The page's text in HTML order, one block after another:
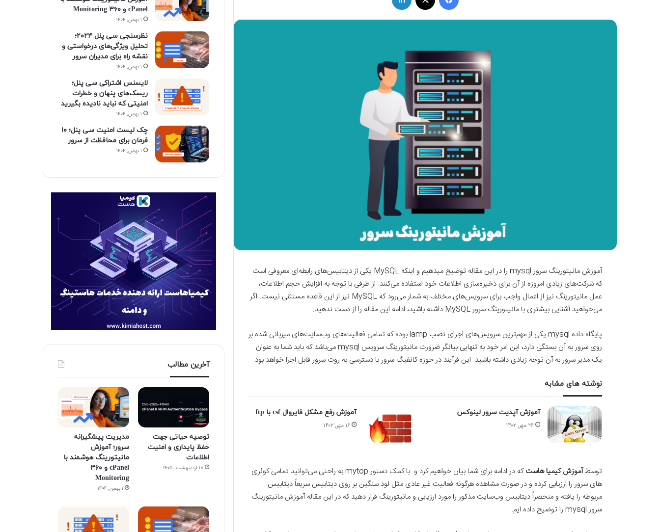
آموزش مانیتورینگ سرور mysql را در این مقاله توضیح میدهیم و اینکه MySQL یکی از دیتابیس‌های رابطه‌ای معروفی است
که شرکت‌های زیادی امروزه از آن برای ذخیره‌سازی اطلاعات خود استفاده می‌کنند. از طرفی با توجه به افزایش حجم اطلاعات،
عمل مانیتورینگ نیز از اعمال واجب برای سرویس‌های مختلف به شمار می‌رود که MySQL نیز از این قاعده مستثنی نیست. اگر
می‌خواهید آشنایی بیشتری با مانیتورینگ سرور MySQL داشته باشید، ادامه این مقاله را از دست ندهید.
پایگاه داده mysql یکی از مهم‌ترین سرویس‌های اجزای نصب lamp بوده که تمامی فعالیت‌های وب‌سایت‌های میزبانی شده بر
روی سرور به آن بستگی دارد، این امر خود به تنهایی بیانگر ضرورت مانیتورینگ سرویس mysql می‌باشد که باید شما به عنوان
یک مدیر سرور به آن توجه زیادی داشته باشید. این فرآیند در حوزه کانفیگ سرور با دسترسی به روت سرور قابل اجرا خواهد بود.
نوشته های مشابه
آموزش آپدیت سرور لینوکس
۲۶ مهر, ۱۴۰۲
آموزش رفع مشکل فایروال csf با ftp
۱۶ مهر, ۱۴۰۲
توسطآموزش کیمیا هاست
که در ادامه برای شما بیان خواهیم کرد و با کمک دستور mytop به راحتی می‌توانید تمامی کوئری
های سرور را ارزیابی کرده و در صورت مشاهده هرگونه فعالیت غیر عادی مثل لود سنگین بر روی دیتابیس سریعاً دیتابیس
مربوطه را یافته و منحصراً دیتابیس وب‌سایت مذکور را مورد ارزیابی و مانیتورینگ قرار دهید که در این مقاله آموزش مانیتورینگ
سرور mysql را توضیح داده ایم.
ن
ر
م
cPanel و ۳۶۰ Monitoring
۱ بهمن, ۱۴۰۴
نظرسنجی سی پنل ۲۰۲۴؛
تحلیل ویژگی‌های درخواستی و
نقشه راه برای مدیران سرور
۱ بهمن, ۱۴۰۴
لایسنس اشتراکی سی پنل؛
ریسک‌های پنهان و خطرات
امنیتی که نباید نادیده بگیرید
۱ بهمن, ۱۴۰۴
چک لیست امنیت سی پنل؛ ۱۰
فرمان برای محافظت از سرور
۱ بهمن, ۱۴۰۴
آخرین مطالب
توصیه حیاتی جهت
حفظ پایداری و امنیت
اطلاعات
۱۸ اردیبهشت, ۱۴۰۵
مدیریت پیشگیرانه
سرور؛ آموزش
مانیتورینگ هوشمند با
cPanel و ۳۶۰
Monitoring
۱ بهمن, ۱۴۰۴